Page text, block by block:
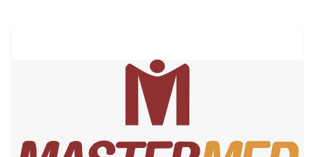
especializada e comprometida com o serviço. A
nossa empresa está preparada para atender
clientes de pequeno, médio e grande porte,
oferecendo sempre uma solução inteligente e
econômica para quem precisar.